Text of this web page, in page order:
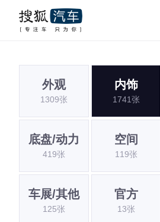
外观
1309张
内饰
1741张
底盘/动力
419张
空间
119张
车展/其他
125张
官方
13张